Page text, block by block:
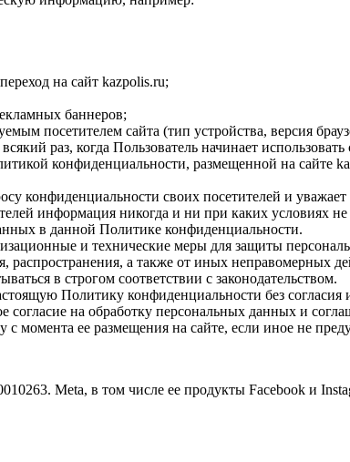
на сайт kazpolis.ru;
баннеров;
посетителем сайта (тип устройства, версия
раз, когда Пользователь начинает использовать
конфиденциальности, размещенной на сайте
конфиденциальности своих посетителей и
информация никогда и ни при каких условиях
в данной Политике конфиденциальности.
и технические меры для защиты
а также от иных неправомерных
в строгом соответствии с законодательством.
Политику конфиденциальности без согласия
согласие на обработку персональных данных и
момента ее размещения на сайте, если иное не
Meta, в том числе ее продукты Facebook и